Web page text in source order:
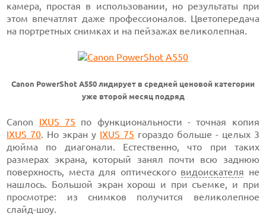
камера, простая в использовании, но результаты при
этом впечатлят даже профессионалов. Цветопередача
на портретных снимках и на пейзажах великолепная.
Canon PowerShot A550 лидирует в средней ценовой категории
уже второй месяц подряд
Canon IXUS 75 по функциональности - точная копия
IXUS 70. Но экран у IXUS 75 гораздо больше - целых 3
дюйма по диагонали. Естественно, что при таких
размерах экрана, который занял почти всю заднюю
поверхность, места для оптического видоискателя не
нашлось. Большой экран хорош и при съемке, и при
просмотре: из снимков получится великолепное
слайд-шоу.